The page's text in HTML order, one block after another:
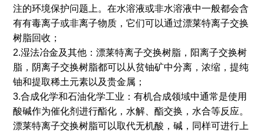
注的环境保护问题上。在水溶液或非水溶液中一般都会含
有有毒离子或非离子物质，它们可以通过漂莱特离子交换
树脂回收；
2.湿法冶金及其他：漂莱特离子交换树脂，阳离子交换树
脂，阴离子交换树脂都可以从贫铀矿中分离，浓缩，提纯
铀和提取稀土元素以及贵金属；
3.合成化学和石油化学工业：有机合成领域中通常是使用
酸碱作为催化剂进行酯化，水解、酯交换，水合等反应。
漂莱特离子交换树脂可以取代无机酸，碱，同样可进行上